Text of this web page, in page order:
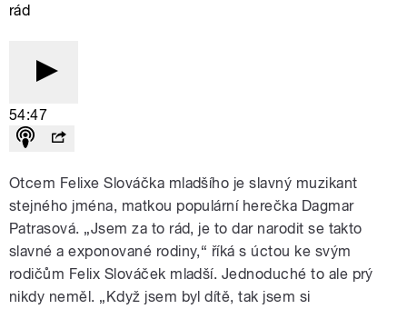
rád
54:47
Otcem Felixe Slováčka mladšího je slavný muzikant
stejného jména, matkou populární herečka Dagmar
Patrasová. „Jsem za to rád, je to dar narodit se takto
slavné a exponované rodiny,“ říká s úctou ke svým
rodičům Felix Slováček mladší. Jednoduché to ale prý
nikdy neměl. „Když jsem byl dítě, tak jsem si